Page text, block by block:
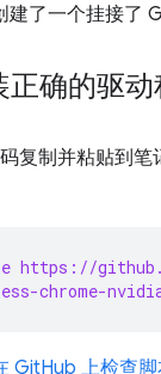
了一个挂接了
正确的驱
复制并粘贴到
https://
chrome-
GitHub 上检查